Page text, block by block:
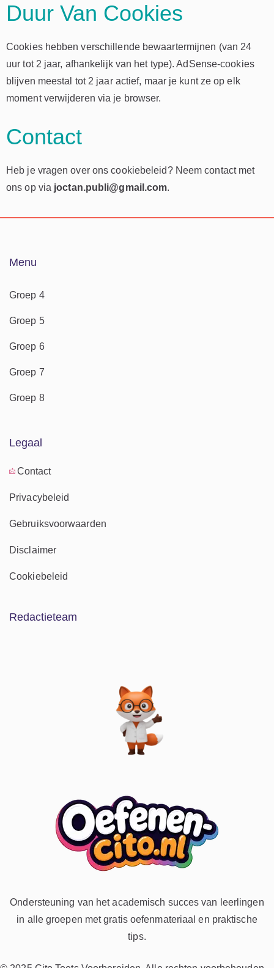
Duur Van Cookies
Cookies hebben verschillende bewaartermijnen (van 24
uur tot 2 jaar, afhankelijk van het type). AdSense-cookies
blijven meestal tot 2 jaar actief, maar je kunt ze op elk
moment verwijderen via je browser.
Contact
Heb je vragen over ons cookiebeleid? Neem contact met
ons op via joctan.publi@gmail.com.
Ondersteuning van het academisch succes van leerlingen
in alle groepen met gratis oefenmateriaal en praktische
tips.
Menu
Groep 4
Groep 5
Groep 6
Groep 7
Groep 8
Legaal
Contact
Privacybeleid
Gebruiksvoorwaarden
Disclaimer
Cookiebeleid
Redactieteam